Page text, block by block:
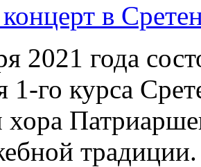
в
2021 года
1-го курса
хора